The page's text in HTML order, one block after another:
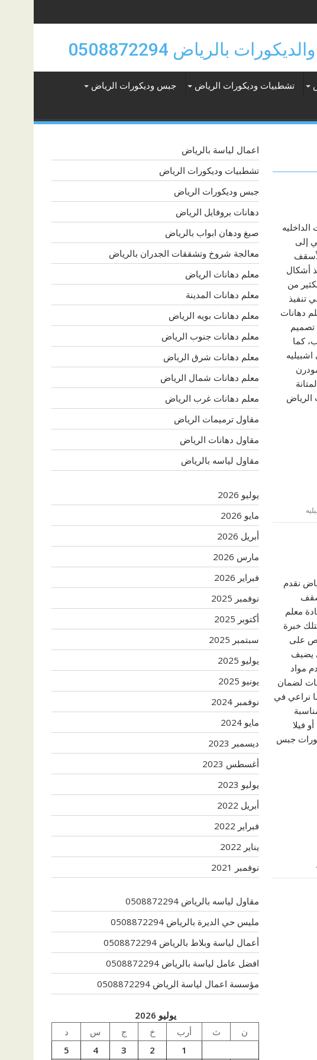
تشطبيات وديكورات الرياض جبس وديكورات الرياض
إلى
أشكال
من
تنفيذ
دهانات
تصميم
كما
الرياض
نقدم
معلم
خبرة
على
يضيف
مواد
لضمان
نراعي في
فيلا
جبس
اعمال لياسة بالرياض
تشطبيات وديكورات الرياض
جبس وديكورات الرياض
دهانات بروفايل الرياض
صبغ ودهان ابواب بالرياض
معالجة شروخ وتشققات الجدران بالرياض
معلم دهانات الرياض
معلم دهانات المدينة
معلم دهانات بويه الرياض
معلم دهانات جنوب الرياض
معلم دهانات شرق الرياض
معلم دهانات شمال الرياض
معلم دهانات غرب الرياض
مقاول ترميمات الرياض
مقاول دهانات الرياض
مقاول لياسه بالرياض
يوليو 2026
مايو 2026
أبريل 2026
مارس 2026
فبراير 2026
نوفمبر 2025
أكتوبر 2025
سبتمبر 2025
يوليو 2025
يونيو 2025
نوفمبر 2024
مايو 2024
ديسمبر 2023
أغسطس 2023
يوليو 2023
أبريل 2022
فبراير 2022
يناير 2022
نوفمبر 2021
مقاول لياسه بالرياض 0508872294
مليس حي الديرة بالرياض 0508872294
أعمال لياسة وبلاط بالرياض 0508872294
افضل عامل لياسة بالرياض 0508872294
مؤسسة اعمال لياسة الرياض 0508872294
يوليو 2026
ن
ث أرب خ ج س
د
1
2
3
4
5